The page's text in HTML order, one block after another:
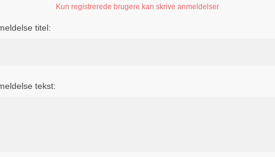
Kun registrerede brugere kan skrive anmeldelser
titel:
tekst: